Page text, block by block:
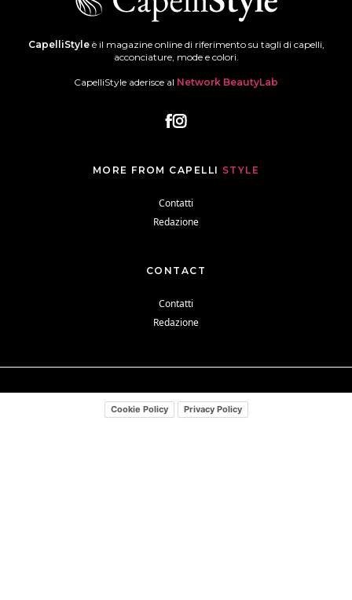
CapelliStyleè il magazine online di riferimento su tagli di capelli,
acconciature, mode e colori.
CapelliStyle aderisce al Network BeautyLab
MORE FROM CAPELLI STYLE
Contatti
Redazione
CONTACT
Contatti
Redazione
Cookie Policy Privacy Policy